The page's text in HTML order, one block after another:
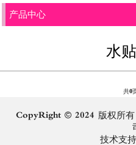
产品中心
水
共0
CopyRight © 2024 版权所
技术支持